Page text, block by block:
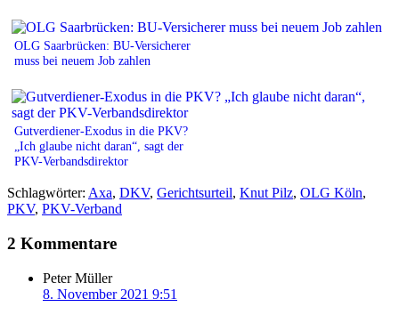
OLG Saarbrücken: BU-Versicherer
muss bei neuem Job zahlen
Gutverdiener-Exodus in die PKV?
„Ich glaube nicht daran“, sagt der
PKV-Verbandsdirektor
Schlagwörter: Axa, DKV, Gerichtsurteil, Knut Pilz, OLG Köln,
PKV, PKV-Verband
2 Kommentare
Peter Müller
8. November 2021 9:51